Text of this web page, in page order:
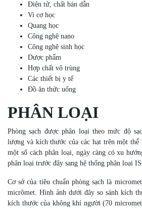
Điện tử, chất bán dẫn
Vi cơ học
Quang học
Công nghệ nano
Công nghệ sinh học
Dược phẩm
Hợp chất vô trùng
Các thiết bị y tế
Đồ ăn thức uống
PHÂN LOẠI
Phòng sạch được phân loại theo mức độ
lượng và kích thước của các hạt trên một
một số cách phân loại, ngày càng có xu
phân loại trước đây sang hệ thống phân loại
Cơ sở của tiêu chuẩn phòng sạch là
micrômet. Hình ảnh dưới đây so sánh kích
kích thước của không khí người (70